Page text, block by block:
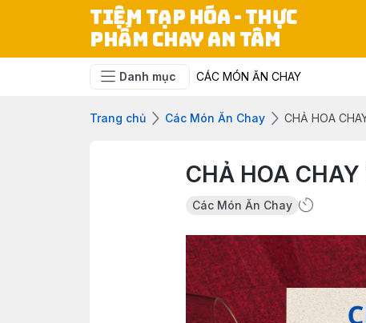
TIỆM TẠP HÓA - THỰC
PHẨM CHAY AN TÂM
Danh mục CÁC MÓN ĂN CHAY
Trang chủ Các Món Ăn Chay CHẢ HOA
CHẢ HOA
Các Món Ăn Chay